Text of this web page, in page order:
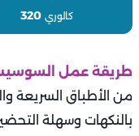
كالوري 320
طريقة عمل
من الأطباق السريعة
بالنكهات وسهلة